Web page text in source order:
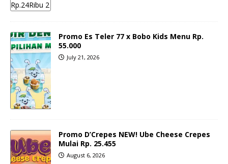
Promo Es Teler 77 x Bobo Kids Menu Rp.
55.000
July 21, 2026
Promo D’Crepes NEW! Ube Cheese Crepes
Mulai Rp. 25.455
August 6, 2026